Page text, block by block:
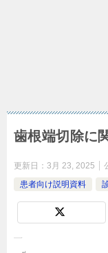
歯根端切除に
更新日： 3月 23, 2025
患者向け説明資料